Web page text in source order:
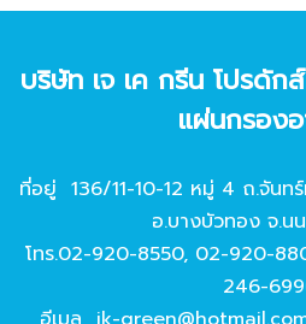
บริษัท เจ เค กรีน โปรดัก
แผ่นกรอง
ที่อยู่ 136/11-10-12 หมู่ 4 ถ.จันท
อ.บางบัวทอง จ.นน
โทร.02-920-8550, 02-920-
246-